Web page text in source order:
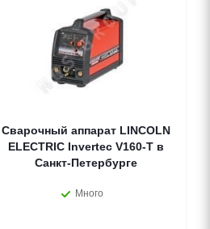
Сварочный аппарат LINCOLN
ELECTRIC Invertec V160-T в
Санкт-Петербурге
Много